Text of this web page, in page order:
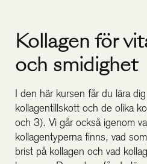
Kollagen för
och smidighet
I den här kursen får du lära
kollagentillskott och de olika
och 3). Vi går också igenom
kollagentyperna finns, vad
brist på kollagen och vad